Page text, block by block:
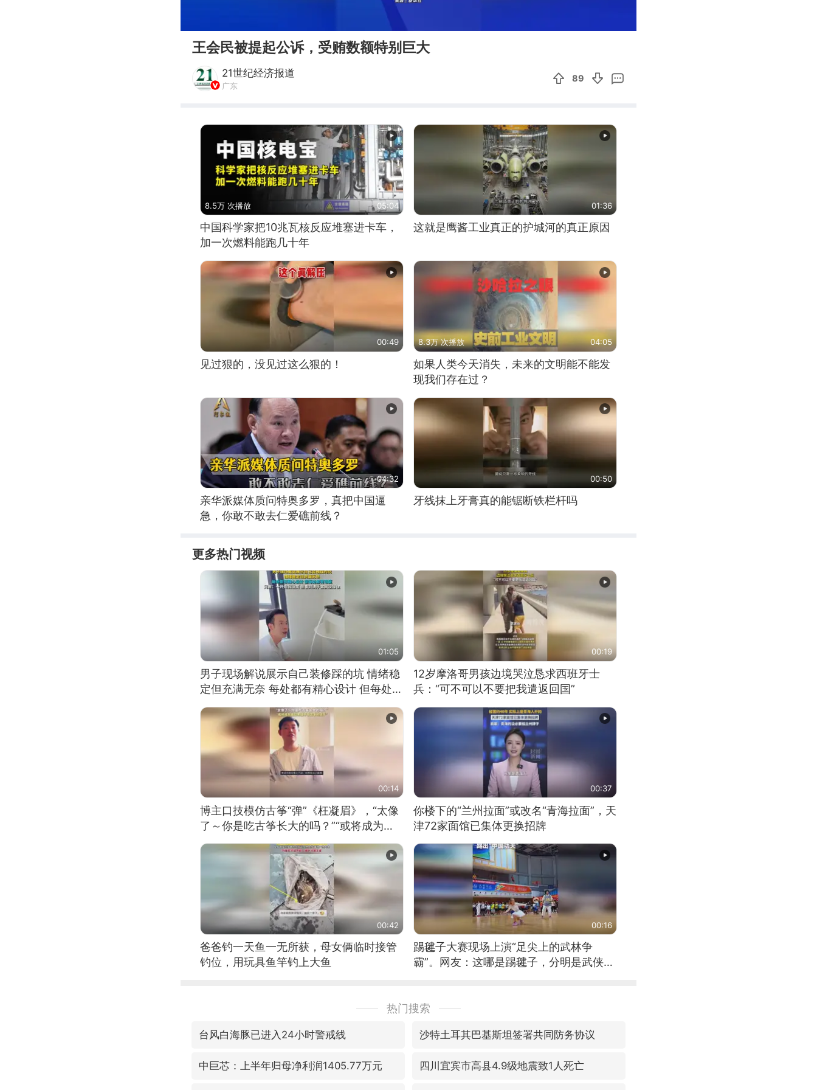
王会民被提起公诉，受贿数额特别巨大
21世纪经济报道
广东
89
8.5万 次播放 05:04
中国科学家把10兆瓦核反应堆塞进卡车，
加一次燃料能跑几十年
01:36
这就是鹰酱工业真正的护城河的真正原因
00:49
见过狠的，没见过这么狠的！
8.3万 次播放 04:05
如果人类今天消失，未来的文明能不能发
现我们存在过？
04:32
亲华派媒体质问特奥多罗，真把中国逼
急，你敢不敢去仁爱礁前线？
00:50
牙线抹上牙膏真的能锯断铁栏杆吗
更多热门视频
01:05
男子现场解说展示自己装修踩的坑 情绪稳
定但充满无奈 每处都有精心设计 但每处都
我没绷住
00:19
12岁摩洛哥男孩边境哭泣恳求西班牙士
兵：“可不可以不要把我遣返回国”
00:14
博主口技模仿古筝“弹”《枉凝眉》，“太像
了～你是吃古筝长大的吗？”“或将成为首
位考级不带古筝的选手。”（来源：新华每
日电讯）
00:37
你楼下的“兰州拉面”或改名“青海拉面”，天
津72家面馆已集体更换招牌
00:42
爸爸钓一天鱼一无所获，母女俩临时接管
钓位，用玩具鱼竿钓上大鱼
00:16
踢毽子大赛现场上演“足尖上的武林争
霸”。网友：这哪是踢毽子，分明是武侠片
热门搜索
台风白海豚已进入24小时警戒线 沙特土耳其巴基斯坦签署共同防务协议
中巨芯：上半年归母净利润1405.77万元 四川宜宾市高县4.9级地震致1人死亡